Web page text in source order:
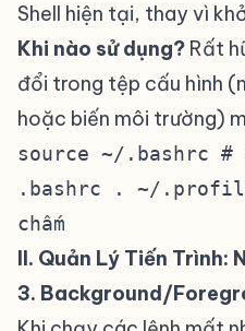
Shell hiện tại, thay vì
Khi nào sử dụng? Rất
đổi trong tệp cấu hình
hoặc biến môi trường)
source ~/.bashrc #
.bashrc . ~/
chấm
II. Quản Lý Tiến Trình:
3. Background/